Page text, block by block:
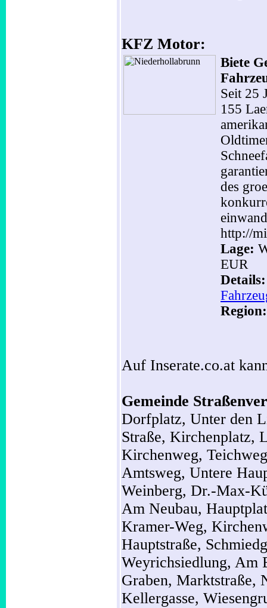
KFZ Motor:
Biete
Seit 25
155
des
http://
Lage:
EUR
Region:
Auf Inserate.co.at
Gemeinde
Dorfplatz, Unter den
Straße, Kirchenplatz,
Kirchenweg,
Amtsweg, Untere
Weinberg, Dr.-Max-
Am Neubau,
Kramer-Weg,
Hauptstraße,
Weyrichsiedlung, Am
Graben, Marktstraße,
Kellergasse,